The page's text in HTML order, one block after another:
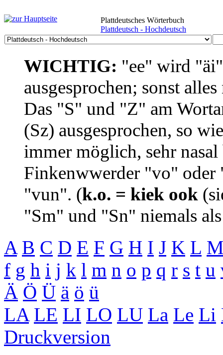
Plattdeutsches Wörterbuch
Plattdeutsch - Hochdeutsch
WICHTIG: "ee" wird
ausgesprochen; sonst
Das "S" und "Z" am
(Sz) ausgesprochen, so
immer möglich, sehr
Finkenwwerder "vo"
"vun". (k.o. = kiek ook
"Sm" und "Sn" niemals
A B C D E F G H I J K L
f g h i j k l m n o p q r s t u
Ä Ö Ü ä ö ü
LA LE LI LO LU La Le Li
Druckversion